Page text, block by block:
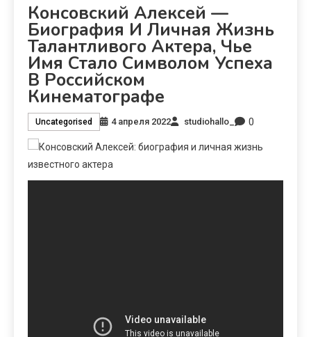
Консовский Алексей —
Биография И Личная Жизнь
Талантливого Актера, Чье
Имя Стало Символом Успеха
В Российском
Кинематографе
Uncategorised 4 апреля 2022 studiohallo_ 0